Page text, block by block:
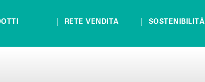
RETE VENDITA SOSTENIBILITÀ